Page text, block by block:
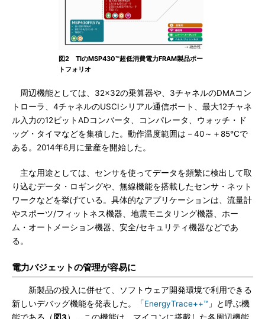
図2 TIのMSP430™超低消費電力FRAM製品ポー
トフォリオ
周辺機能としては、32×32の乗算器や、3チャネルのDMAコン
トローラ、4チャネルのUSCIシリアル通信ポート、最大12チャネ
ル入力の12ビットADコンバータ、コンパレータ、ウォッチ・ド
ッグ・タイマなどを集積した。動作温度範囲は－40～＋85℃で
ある。2014年6月に量産を開始した。
主な用途としては、センサを使ってデータを頻繁に検出して取
り込むデータ・ロギングや、無線機能を搭載したセンサ・ネット
ワークなどを挙げている。具体的なアプリケーションは、流量計
やスポーツ/フィットネス機器、地震モニタリング機器、ホー
ム・オートメーション機器、安全/セキュリティ機器などであ
る。
電力バジェットの管理が容易に
新製品の投入に併せて、ソフトウェア開発環境で利用できる
新しいデバッグ機能を発表した。「EnergyTrace++™ 」と呼ぶ機